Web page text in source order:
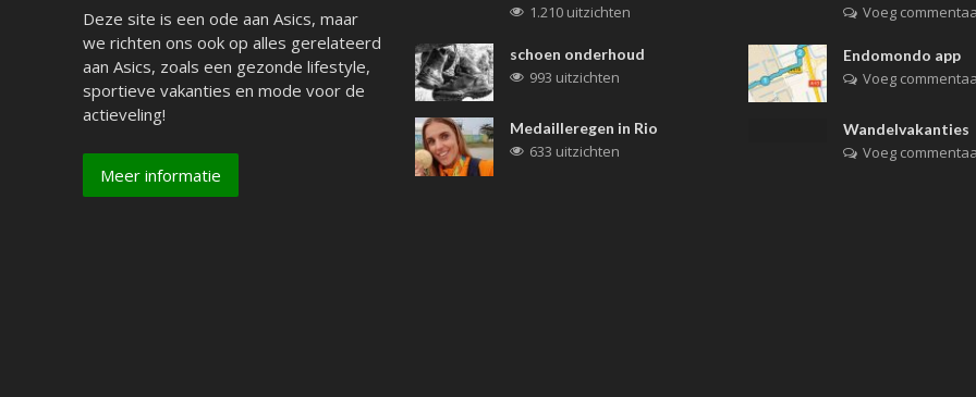
Deze site is een ode aan Asics, maar
we richten ons ook op alles gerelateerd
aan Asics, zoals een gezonde lifestyle,
sportieve vakanties en mode voor de
actieveling!
Meer informatie
1.210 uitzichten
schoen onderhoud
993 uitzichten
Medailleregen in Rio
633 uitzichten
Voeg
Endomondo app
Voeg
Wandelvakanties
Voeg